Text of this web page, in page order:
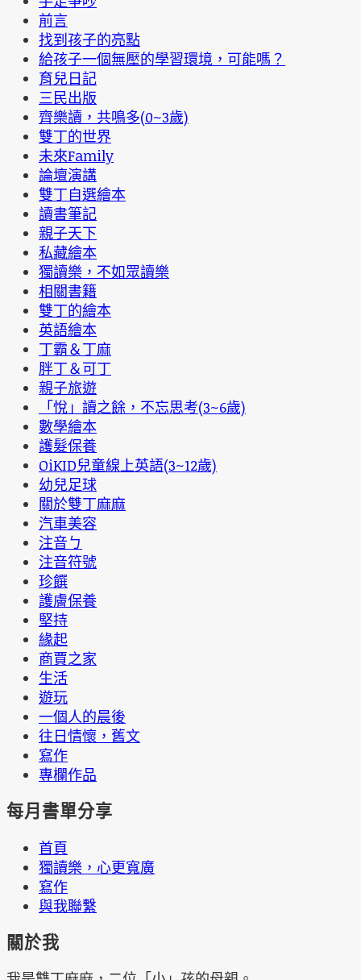
前言
找到孩子的亮點
給孩子一個無壓的學習環境，可能嗎？
育兒日記
三民出版
齊樂讀，共鳴多(0~3歲)
雙丁的世界
未來Family
論壇演講
雙丁自選繪本
讀書筆記
親子天下
私藏繪本
獨讀樂，不如眾讀樂
相關書籍
雙丁的繪本
英語繪本
丁霸＆丁麻
胖丁＆可丁
親子旅遊
「悅」讀之餘，不忘思考(3~6歲)
數學繪本
護髮保養
OiKID兒童線上英語(3~12歲)
幼兒足球
關於雙丁麻麻
汽車美容
注音ㄅ
注音符號
珍饌
護膚保養
堅持
緣起
商賈之家
生活
遊玩
一個人的晨後
往日情懷，舊文
寫作
專欄作品
每月書單分享
首頁
獨讀樂，心更寬廣
寫作
與我聯繫
關於我